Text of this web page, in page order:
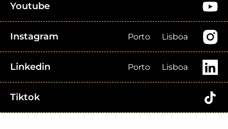
Youtube
Instagram Porto Lisboa
Linkedin Porto Lisboa
Tiktok